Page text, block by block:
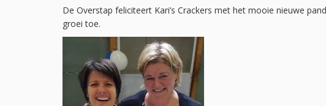
De Overstap feliciteert Kari’s Crackers met het mooie nieuwe
groei toe.